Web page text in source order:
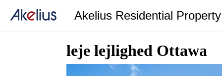
Akelius Residential
leje lejlighed Ottawa